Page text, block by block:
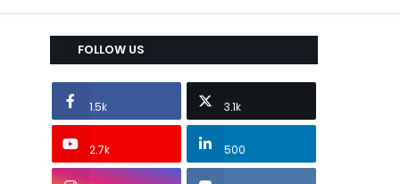
FOLLOW US
1.5k 3.1k
2.7k 500